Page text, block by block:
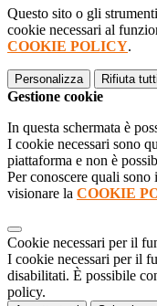
Questo sito o gli
cookie necessari al
COOKIE POLICY.
Personalizza Rifiuta tutti
Gestione cookie
In questa schermata è
I cookie necessari sono
piattaforma e non è
Per conoscere quali
visionare la COOKIE
Cookie necessari per il
I cookie necessari per il
disabilitati. È possibile
policy.